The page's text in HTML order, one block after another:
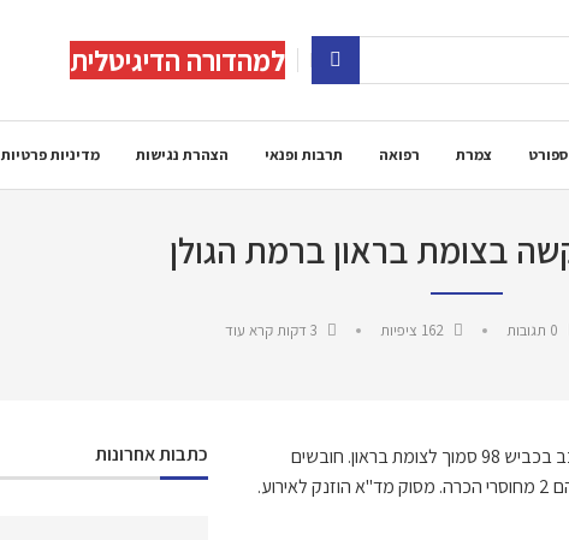
למהדורה הדיגיטלית
ספורט צמרת רפואה תרבות ופנאי הצהרת נגישות מדיניות פרטיות
בצומת בראון ברמת הגולן
162 ציפיות
במוקד 101 של מד"א במרחב ירדן התקבל דיווח (12:10) על תאונת דרכים בין משאית לרכב בכביש 98 סמוך לצומת בראון. חובשים
כתבות אחרונות